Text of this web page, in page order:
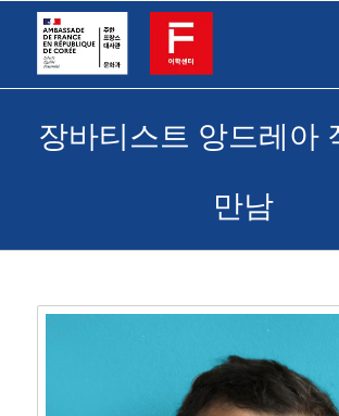
장바티스트 앙드레아
만남